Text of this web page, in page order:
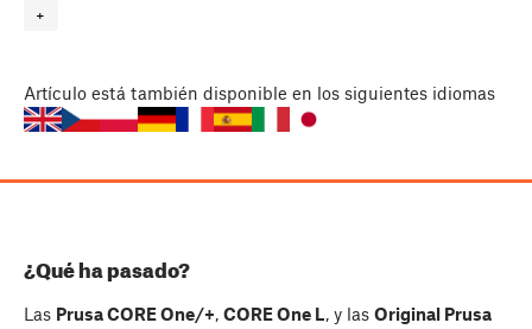
+
Artículo está también disponible en los siguientes idiomas
¿Qué ha pasado?
Las Prusa CORE One/+, CORE One L, y las Original Prusa